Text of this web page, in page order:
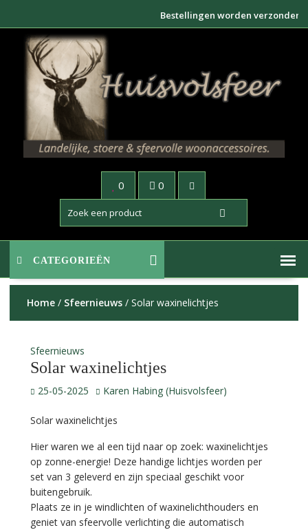
inhoud
Bestellingen worden verzonden
0 0
CATEGORIEËN
Home/ Sfeernieuws/ Solar waxinelichtjes
Sfeernieuws
Solar waxinelichtjes
25-05-2025 Karen Habing (Huisvolsfeer)
Solar waxinelichtjes
Hier waren we al een tijd naar op zoek: waxinelichtjes
op zonne-energie! Deze handige lichtjes worden per
set van 3 geleverd en zijn speciaal geschikt voor
buitengebruik.
Plaats ze in je windlichten of waxinelichthouders en
geniet van sfeervolle verlichting die automatisch